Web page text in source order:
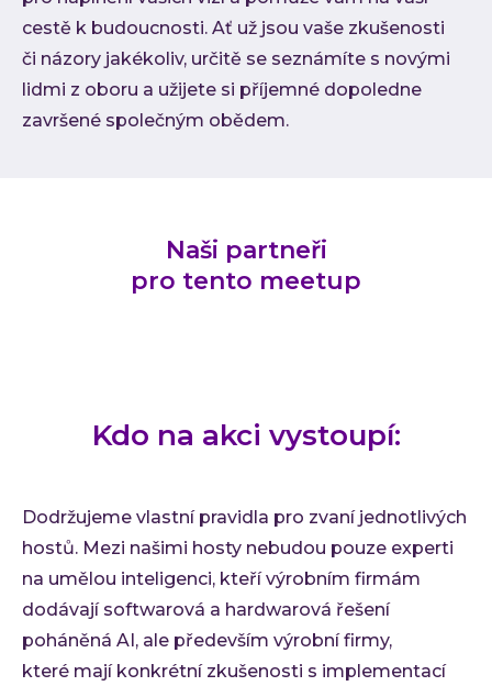
cestě k budoucnosti. Ať už jsou vaše zkušenosti
či názory jakékoliv, určitě se seznámíte s novými
lidmi z oboru a užijete si příjemné dopoledne
završené společným obědem.
Naši partneři
pro tento meetup
Kdo na akci vystoupí:
Dodržujeme vlastní pravidla pro zvaní jednotlivých
hostů. Mezi našimi hosty nebudou pouze experti
na umělou inteligenci, kteří výrobním firmám
dodávají softwarová a hardwarová řešení
poháněná AI, ale především výrobní firmy,
které mají konkrétní zkušenosti s implementací